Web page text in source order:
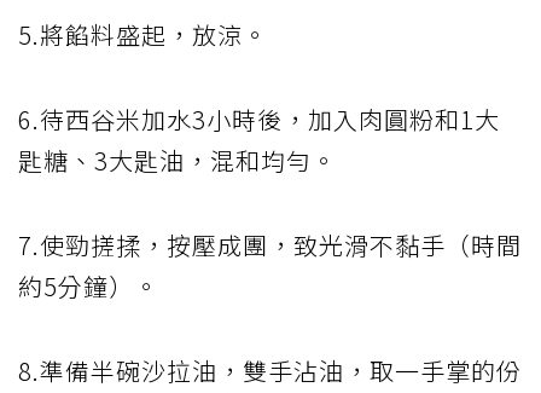
5.將餡料盛起，放涼。
6.待西谷米加水3小時後，加入肉圓粉和1大
匙糖、3大匙油，混和均勻。
7.使勁搓揉，按壓成團，致光滑不黏手（時間
約5分鐘）。
8.準備半碗沙拉油，雙手沾油，取一手掌的份